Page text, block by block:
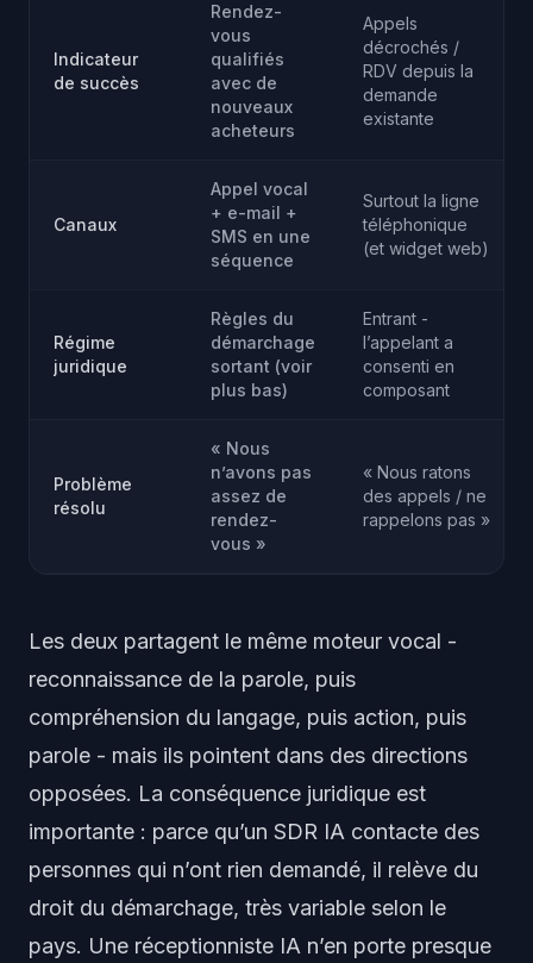
Indicateur
de succès
Rendez-
vous
qualifiés
avec de
nouveaux
acheteurs
Appels
décrochés /
RDV depuis la
demande
existante
Canaux
Appel vocal
+ e-mail +
SMS en une
séquence
Surtout la ligne
téléphonique
(et widget web)
Régime
juridique
Règles du
démarchage
sortant (voir
plus bas)
Entrant -
l’appelant a
consenti en
composant
Problème
résolu
« Nous
n’avons pas
assez de
rendez-
vous »
« Nous ratons
des appels / ne
rappelons pas »
Les deux partagent le même moteur vocal -
reconnaissance de la parole, puis
compréhension du langage, puis action, puis
parole - mais ils pointent dans des directions
opposées. La conséquence juridique est
importante : parce qu’un SDR IA contacte des
personnes qui n’ont rien demandé, il relève du
droit du démarchage, très variable selon le
pays. Une réceptionniste IA n’en porte presque